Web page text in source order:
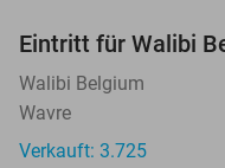
Eintritt für Walibi
Walibi Belgium
Wavre
Verkauft: 3.725